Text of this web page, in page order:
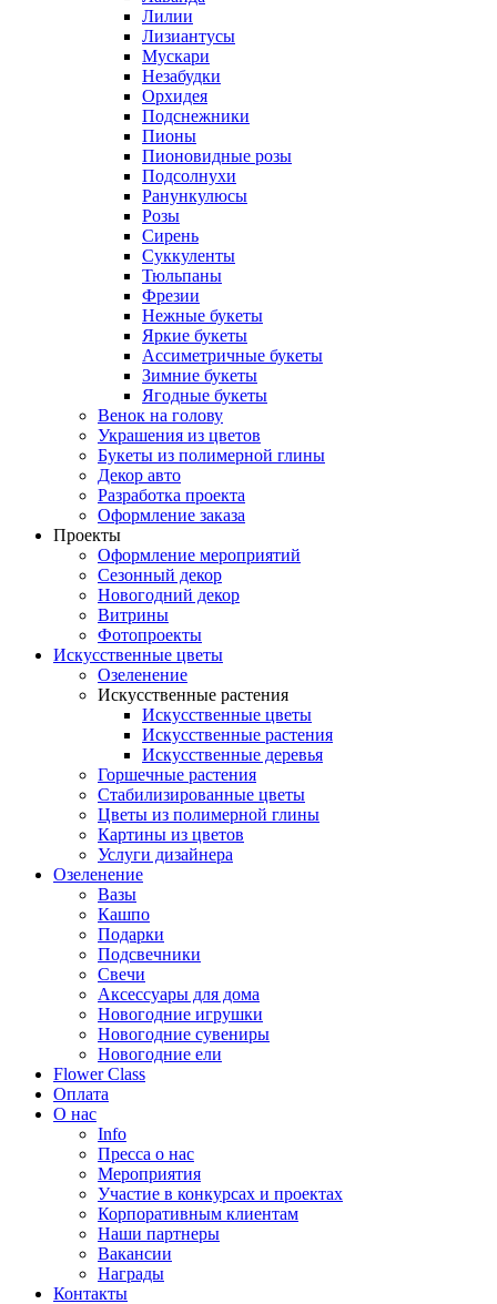
Лилии
Лизиантусы
Мускари
Незабудки
Орхидея
Подснежники
Пионы
Пионовидные розы
Подсолнухи
Ранункулюсы
Розы
Сирень
Суккуленты
Тюльпаны
Фрезии
Нежные букеты
Яркие букеты
Ассиметричные букеты
Зимние букеты
Ягодные букеты
Венок на голову
Украшения из цветов
Букеты из полимерной глины
Декор авто
Разработка проекта
Оформление заказа
Проекты
Оформление мероприятий
Сезонный декор
Новогодний декор
Витрины
Фотопроекты
Искусственные цветы
Озеленение
Искусственные растения
Искусственные цветы
Искусственные растения
Искусственные деревья
Горшечные растения
Стабилизированные цветы
Цветы из полимерной глины
Картины из цветов
Услуги дизайнера
Озеленение
Вазы
Кашпо
Подарки
Подсвечники
Свечи
Аксессуары для дома
Новогодние игрушки
Новогодние сувениры
Новогодние ели
Flower Class
Оплата
О нас
Info
Пресса о нас
Мероприятия
Участие в конкурсах и проектах
Корпоративным клиентам
Наши партнеры
Вакансии
Награды
Контакты